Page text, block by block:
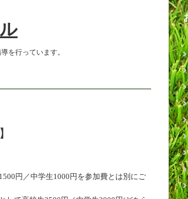
を行っています。
円／中学生1000円を参加費とは別にご